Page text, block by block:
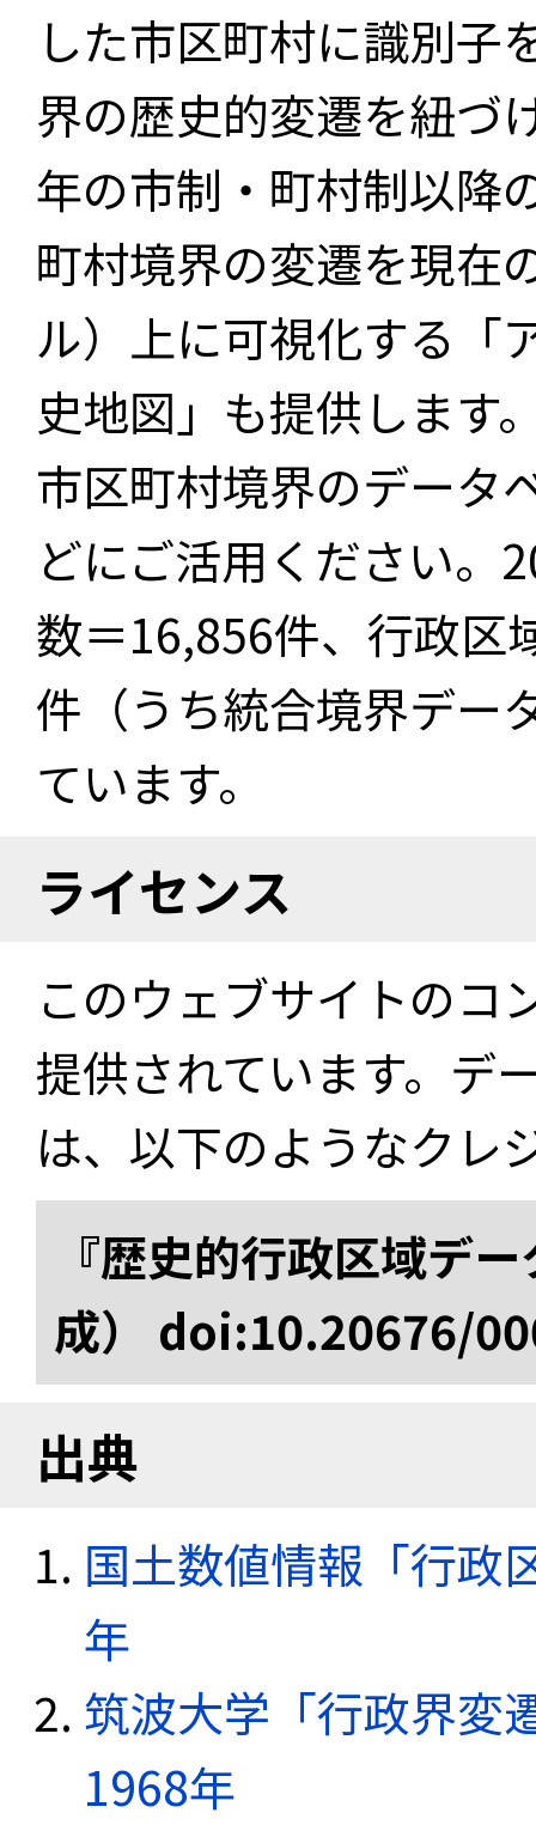
した市区町村に識別子
界の歴史的変遷を紐づ
年の市制・町村制以降
町村境界の変遷を現在
ル）上に可視化する「
史地図」も提供します
市区町村境界のデータ
どにご活用ください。
数＝16,856件、行政区
件（うち統合境界デー
ています。
ライセンス
このウェブサイトのコ
提供されています。デ
は、以下のようなクレ
『歴史的行政区域デ
成） doi:10.20676/
出典
国土数値情報「行政
年
筑波大学「行政界変
1968年